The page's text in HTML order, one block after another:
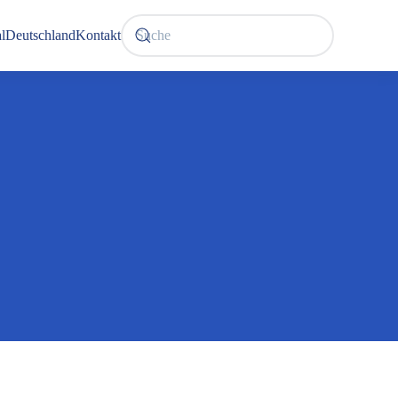
DeutschlandKontakt